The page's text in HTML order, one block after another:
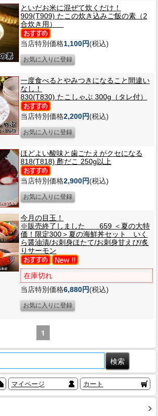
といだお米に混ぜて炊くだけ！
909(T909) たこの炊き込みご飯の素（2
合炊き用）
当店特別価格1,100円(税込)
一度食べるとやみつきになること間違い
なし！
830(T830) たこしゃぶ 300g（タレ付）
当店特別価格2,200円(税込)
ほどよい酸味と歯ごたえがクセになる
818(T818) 酢だこ 250g以上
当店特別価格2,900円(税込)
今月の目玉！
※販売終了しました 659 ＜夏の大特
価！限定300＞夏の海鮮丼セット いく
ら醤油漬/お刺身ほたて/お刺身甘えび/炙
りサーモン
在庫切れ
当店特別価格6,880円(税込)
1
マイページ カート